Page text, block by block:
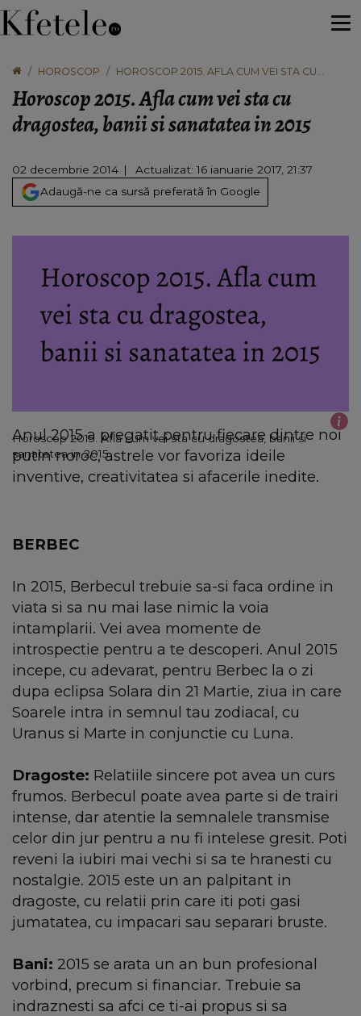
HOROSCOP
HOROSCOP 2015. AFLA CUM VEI STA CU
Horoscop 2015. Afla cum vei sta cu
dragostea, banii si sanatatea in 2015
02 decembrie 2014
Actualizat: 16 ianuarie 2017, 21:37
Adaugă-ne ca sursă preferată în Google
Horoscop 2015. Afla cum vei sta cu dragostea, banii si
sanatatea in 2015
Anul 2015 a pregatit pentru fiecare dintre noi
putin noroc, astrele vor favoriza ideile
inventive, creativitatea si afacerile inedite.
BERBEC
In 2015, Berbecul trebuie sa-si faca ordine in
viata si sa nu mai lase nimic la voia
intamplarii. Vei avea momente de
introspectie pentru a te descoperi. Anul 2015
incepe, cu adevarat, pentru Berbec la o zi
dupa eclipsa Solara din 21 Martie, ziua in care
Soarele intra in semnul tau zodiacal, cu
Uranus si Marte in conjunctie cu Luna.
Dragoste: Relatiile sincere pot avea un curs
frumos. Berbecul poate avea parte si de trairi
intense, dar atentie la semnalele transmise
celor din jur pentru a nu fi intelese gresit. Poti
reveni la iubiri mai vechi si sa te hranesti cu
nostalgie. 2015 este un an palpitant in
dragoste, cu relatii prin care iti poti gasi
jumatatea, cu impacari sau separari bruste.
Bani: 2015 se arata un an bun profesional
vorbind, precum si financiar. Trebuie sa
indraznesti sa afci ce ti-ai propus si sa